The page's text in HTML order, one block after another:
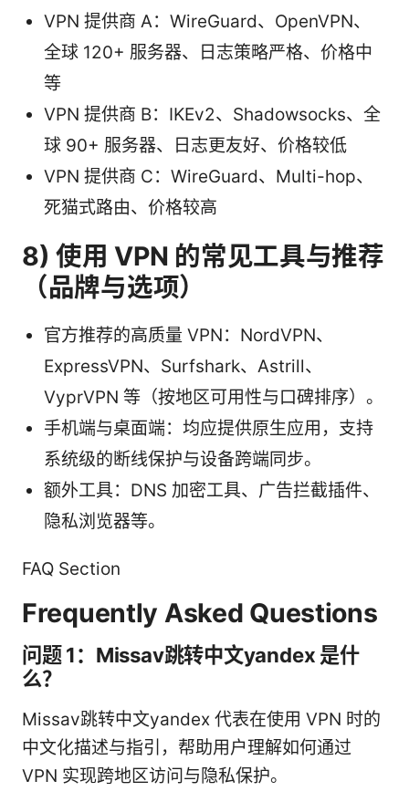
VPN 提供商 A：WireGuard、OpenVPN、
全球 120+ 服务器、日志策略严格、价格中
等
VPN 提供商 B：IKEv2、Shadowsocks、全
球 90+ 服务器、日志更友好、价格较低
VPN 提供商 C：WireGuard、Multi-hop、
死猫式路由、价格较高
8) 使用 VPN 的常见工具与推荐
（品牌与选项）
官方推荐的高质量 VPN：NordVPN、
ExpressVPN、Surfshark、Astrill、
VyprVPN 等（按地区可用性与口碑排序）。
手机端与桌面端：均应提供原生应用，支持
系统级的断线保护与设备跨端同步。
额外工具：DNS 加密工具、广告拦截插件、
隐私浏览器等。
FAQ Section
Frequently Asked Questions
问题 1：Missav跳转中文yandex 是什
么？
Missav跳转中文yandex 代表在使用 VPN 时的
中文化描述与指引，帮助用户理解如何通过
VPN 实现跨地区访问与隐私保护。